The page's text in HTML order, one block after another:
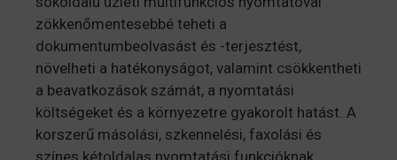
zökkenőmentesebbé teheti a
dokumentumbeolvasást és -terjesztést,
növelheti a hatékonyságot, valamint csökkentheti
a beavatkozások számát, a nyomtatási
költségeket és a környezetre gyakorolt hatást. A
korszerű másolási, szkennelési, faxolási és